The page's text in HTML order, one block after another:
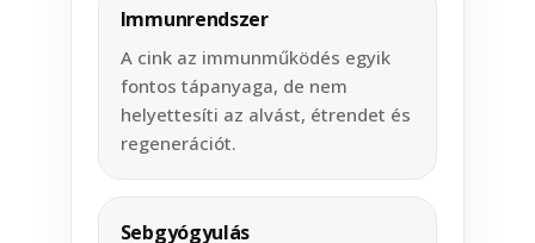
Immunrendszer
A cink az immunműködés egyik
fontos tápanyaga, de nem
helyettesíti az alvást, étrendet és
regenerációt.
Sebgyógyulás